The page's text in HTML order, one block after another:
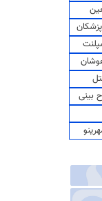
بینی